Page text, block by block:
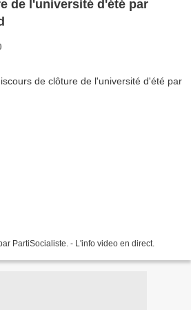
de l'université d'été par
PartiSocialiste. - L'info video en direct.